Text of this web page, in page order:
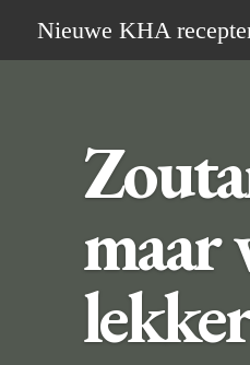
Nieuwe KHA
maar
lekker